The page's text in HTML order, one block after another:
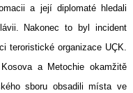
a její diplomaté hledali
Nakonec to byl incident
teroristické organizace UÇK.
a Metochie okamžitě
sboru obsadili místa ve